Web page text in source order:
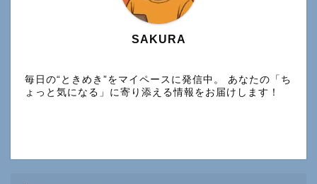
SAKURA
毎日の“ときめき”をマイペースに発信中。 あなたの「ち
ょっと気になる」に寄り添える情報をお届けします！